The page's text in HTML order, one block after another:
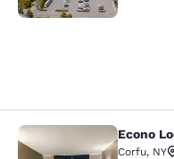
Econo Lodge
Econo
Corfu, NY